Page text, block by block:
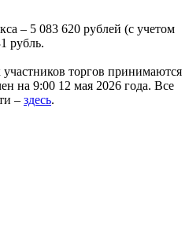
– 5 083 620 рублей (с учетом
рубль.
торгов принимаются
на 9:00 12 мая 2026 года. Все
– здесь.